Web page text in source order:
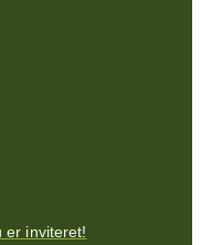
er inviteret!